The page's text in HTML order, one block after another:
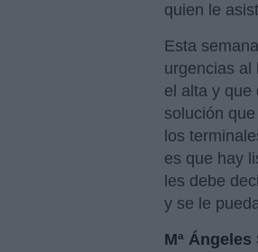
quien le
Esta
urgencias al
el alta y que
solución
los
es que hay
les debe
y se le
Mª